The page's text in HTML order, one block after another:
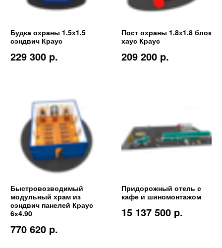
Будка охраны 1.5х1.5
сэндвич Краус
229 300 p.
Пост охраны 1.8х1.8 блок
хаус Краус
209 200 p.
Быстровозводимый
модульный храм из
сэндвич панелей Краус
6х4.90
770 620 p.
Придорожный отель с
кафе и шиномонтажом
15 137 500 p.